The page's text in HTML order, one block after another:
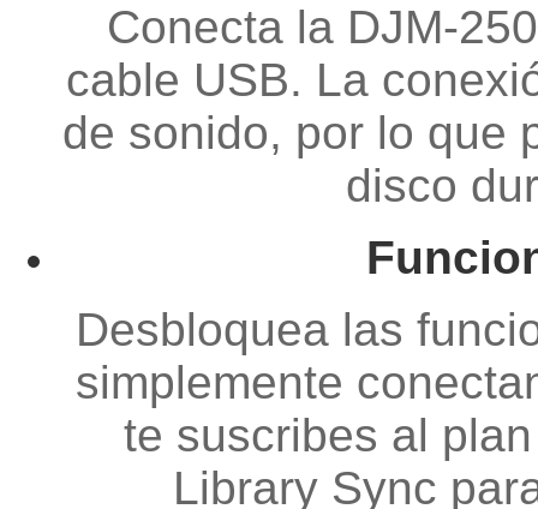
Conecta la DJM-
cable USB. La
de sonido, por lo que
disco
Desbloquea las
simplemente
te suscribes al
Library Sync